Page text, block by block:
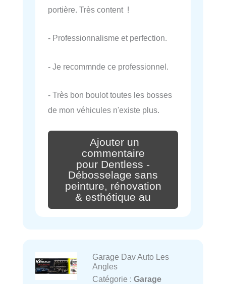
portière. Très content !
- Professionnalisme et perfection.
- Je recommnde ce professionnel.
- Très bon boulot toutes les bosses
de mon véhicules n'existe plus.
Ajouter un
commentaire
pour Dentless -
Débosselage sans
peinture, rénovation
& esthétique au
Garage Dav Auto Les
Angles
Catégorie : Garage